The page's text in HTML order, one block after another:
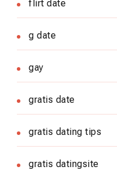
flirt date
g date
gay
gratis date
gratis dating tips
gratis datingsite